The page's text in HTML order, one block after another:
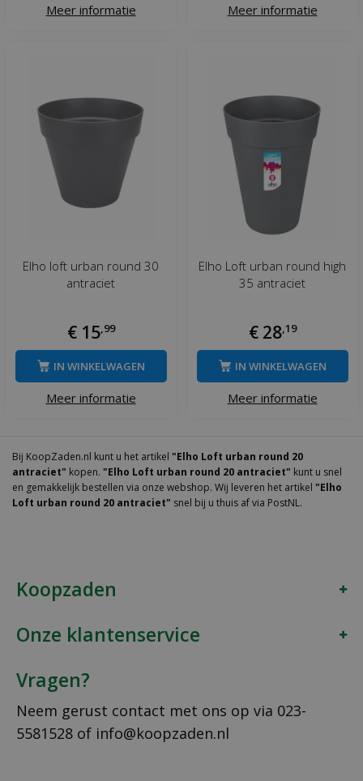
Meer informatie Meer informatie
Elho loft urban round 30
antraciet
€ 15 99
Meer informatie
IN WINKELWAGEN
Elho Loft urban round high
35 antraciet
€ 28 19
Meer informatie
IN WINKELWAGEN
Bij KoopZaden.nl kunt u het artikel "Elho Loft urban round 20
antraciet" kopen. "Elho Loft urban round 20 antraciet" kunt u snel
en gemakkelijk bestellen via onze webshop. Wij leveren het artikel "Elho
Loft urban round 20 antraciet" snel bij u thuis af via PostNL.
Koopzaden
Onze klantenservice
Vragen?
Neem gerust contact met ons op via 023-
5581528 of info@koopzaden.nl